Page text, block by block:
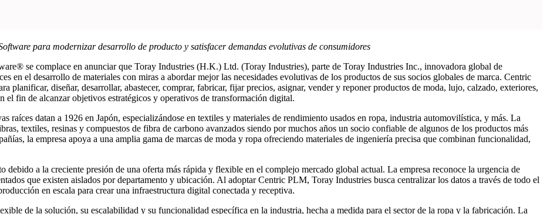
para modernizar desarrollo de producto y satisfacer demandas evolutivas de consumidores
® se complace en anunciar que Toray Industries (H.K.) Ltd. (Toray Industries), parte de Toray Industries Inc., innovadora global de
el desarrollo de materiales con miras a abordar mejor las necesidades evolutivas de los productos de sus socios globales de marca. Centric
planificar, diseñar, desarrollar, abastecer, comprar, fabricar, fijar precios, asignar, vender y reponer productos de moda, lujo, calzado, exteriores,
fin de alcanzar objetivos estratégicos y operativos de transformación digital.
raíces datan a 1926 en Japón, especializándose en textiles y materiales de rendimiento usados en ropa, industria automovilística, y más. La
textiles, resinas y compuestos de fibra de carbono avanzados siendo por muchos años un socio confiable de algunos de los productos más
la empresa apoya a una amplia gama de marcas de moda y ropa ofreciendo materiales de ingeniería precisa que combinan funcionalidad,
debido a la creciente presión de una oferta más rápida y flexible en el complejo mercado global actual. La empresa reconoce la urgencia de
que existen aislados por departamento y ubicación. Al adoptar Centric PLM, Toray Industries busca centralizar los datos a través de todo el
en escala para crear una infraestructura digital conectada y receptiva.
de la solución, su escalabilidad y su funcionalidad específica en la industria, hecha a medida para el sector de la ropa y la fabricación. La